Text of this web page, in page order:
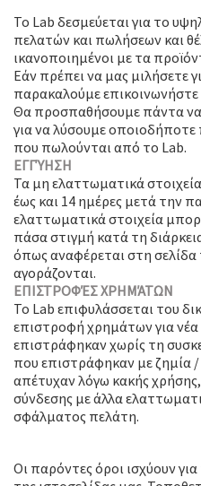
Το Lab δεσμεύεται για το
πελατών και πωλήσεων και
ικανοποιημένοι με τα
Εάν πρέπει να μας μιλήσετε
παρακαλούμε
Θα προσπαθήσουμε πάντα
για να λύσουμε
που πωλούνται από το Lab.
ΕΓΓΎΗΣΗ
Τα μη ελαττωματικά
έως και 14 ημέρες μετά την
ελαττωματικά στοιχεία
πάσα στιγμή κατά τη
όπως αναφέρεται στη
αγοράζονται.
ΕΠΙΣΤΡΟΦΈΣ ΧΡΗΜΆΤΩΝ
Το Lab επιφυλάσσεται του
επιστροφή χρημάτων για νέα
επιστράφηκαν χωρίς τη
που επιστράφηκαν με ζημία /
απέτυχαν λόγω κακής
σύνδεσης με άλλα
σφάλματος πελάτη.
Οι παρόντες όροι ισχύουν